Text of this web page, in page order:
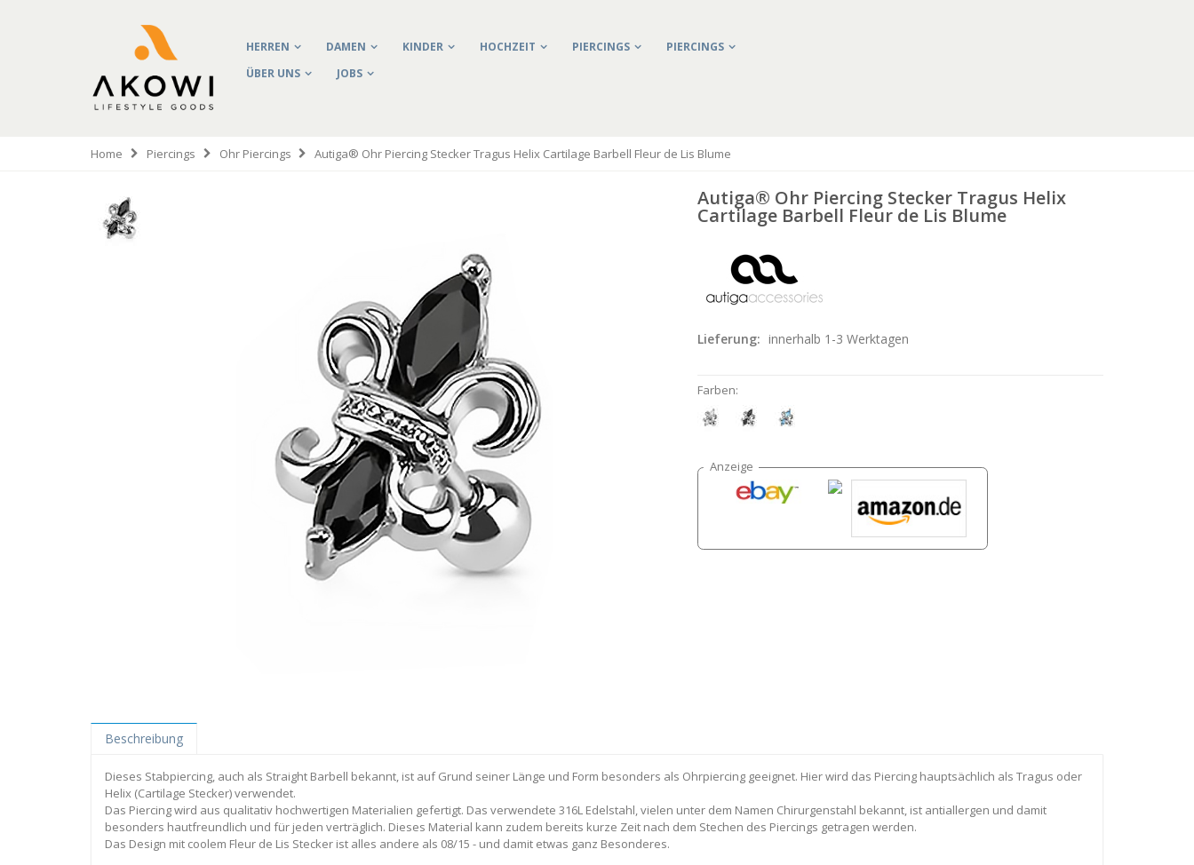
HERREN DAMEN KINDER HOCHZEIT PIERCINGS
PIERCINGS
ÜBER UNS
JOBS
Home Piercings Ohr Piercings Autiga® Ohr Piercing Stecker Tragus Helix Cartilage Barbell Fleur de Lis Blume
Autiga® Ohr Piercing Stecker Tragus Helix
Cartilage Barbell Fleur de Lis Blume
Lieferung: innerhalb 1-3 Werktagen
Farben:
Beschreibung
Dieses Stabpiercing, auch als Straight Barbell bekannt, ist auf Grund seiner Länge und Form besonders als Ohrpiercing geeignet. Hier wird das Piercing hauptsächlich als Tragus oder
Helix (Cartilage Stecker) verwendet.
Das Piercing wird aus qualitativ hochwertigen Materialien gefertigt. Das verwendete 316L Edelstahl, vielen unter dem Namen Chirurgenstahl bekannt, ist antiallergen und damit
besonders hautfreundlich und für jeden verträglich. Dieses Material kann zudem bereits kurze Zeit nach dem Stechen des Piercings getragen werden.
Das Design mit coolem Fleur de Lis Stecker ist alles andere als 08/15 - und damit etwas ganz Besonderes.